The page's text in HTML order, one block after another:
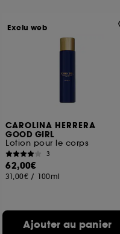
CAROLINA HERRERA
GOOD GIRL
Lotion pour le corps
3
62,00€
31,00€ / 100ml
Ajouter au panier
Exclu web